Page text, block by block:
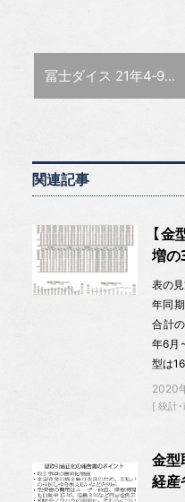
前の記事 :
冨士ダイス 21年4‐9月期決算
関連記事
【
増の
表の
年同
合計
年6月
型は
2020
統計
金型
経産